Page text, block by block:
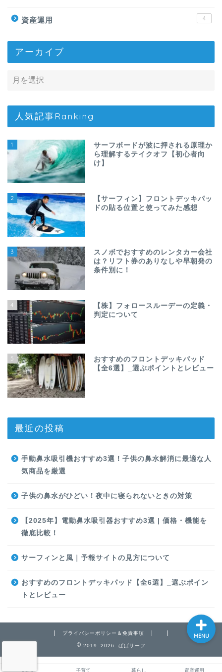
資産運用 4
アーカイブ
人気記事Ranking
1
サーフボードが波に押される原理か
ら理解するテイクオフ【初心者向
け】
2
【サーフィン】フロントデッキパッ
ドの貼る位置と使ってみた感想
3
スノボでおすすめのレンタカー会社
は？リフト券のありなしや早朝発の
条件別に！
4
【株】フォロースルーデーの定義・
判定について
5
おすすめのフロントデッキパッド
【全6選】_選ぶポイントとレビュー
最近の投稿
手動鼻水吸引機おすすめ3選！子供の鼻水解消に最適な人
気商品を厳選
子供の鼻水がひどい！夜中に寝られないときの対策
【2025年】電動鼻水吸引器おすすめ3選 | 価格・機能を
徹底比較！
サーフィンと風｜予報サイトの見方について
おすすめのフロントデッキパッド【全6選】_選ぶポイン
トとレビュー
プライバシーポリシー＆免責事項
2019–2026 ぱぱサーフ
子育て 暮らし 資産運用
MENU
SURF
子育て
資産運用